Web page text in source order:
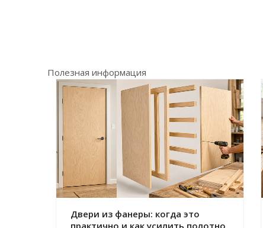
Полезная информация
Двери из фанеры: когда это